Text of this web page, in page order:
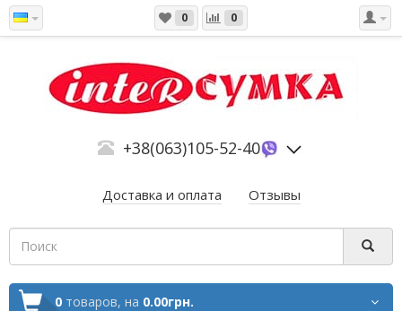
0 0
+38(063)105-52-40
Доставка и оплата Отзывы
0 товаров, на 0.00грн.